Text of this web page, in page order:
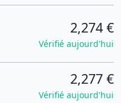
2,274 €
Vérifié aujourd'hui
2,277 €
Vérifié aujourd'hui